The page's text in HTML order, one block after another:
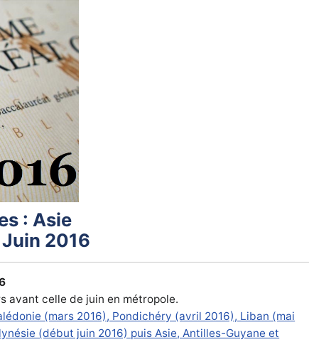
: Asie
2016
avant celle de juin en métropole.
(mars 2016), Pondichéry (avril 2016), Liban (mai
(début juin 2016) puis Asie, Antilles-Guyane et